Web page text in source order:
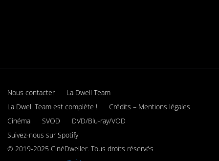
Nous contacter
La Dwell Team
La Dwell Team est complète !
Crédits – Mentions légales
Cinéma
SVOD
DVD/Blu-ray/VOD
Suivez-nous sur Spotify
© 2019-2025 CinéDweller. Tous droits réservés